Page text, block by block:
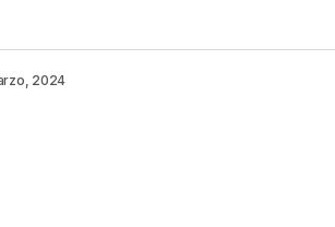
2024